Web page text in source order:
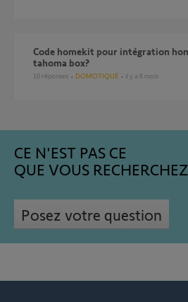
Code homekit pour intégration hone assistant de ma
tahoma box?
10 réponses DOMOTIQUE il y a 6 mois
CE N'EST PAS CE
QUE VOUS RECHERCHEZ
Posez votre question